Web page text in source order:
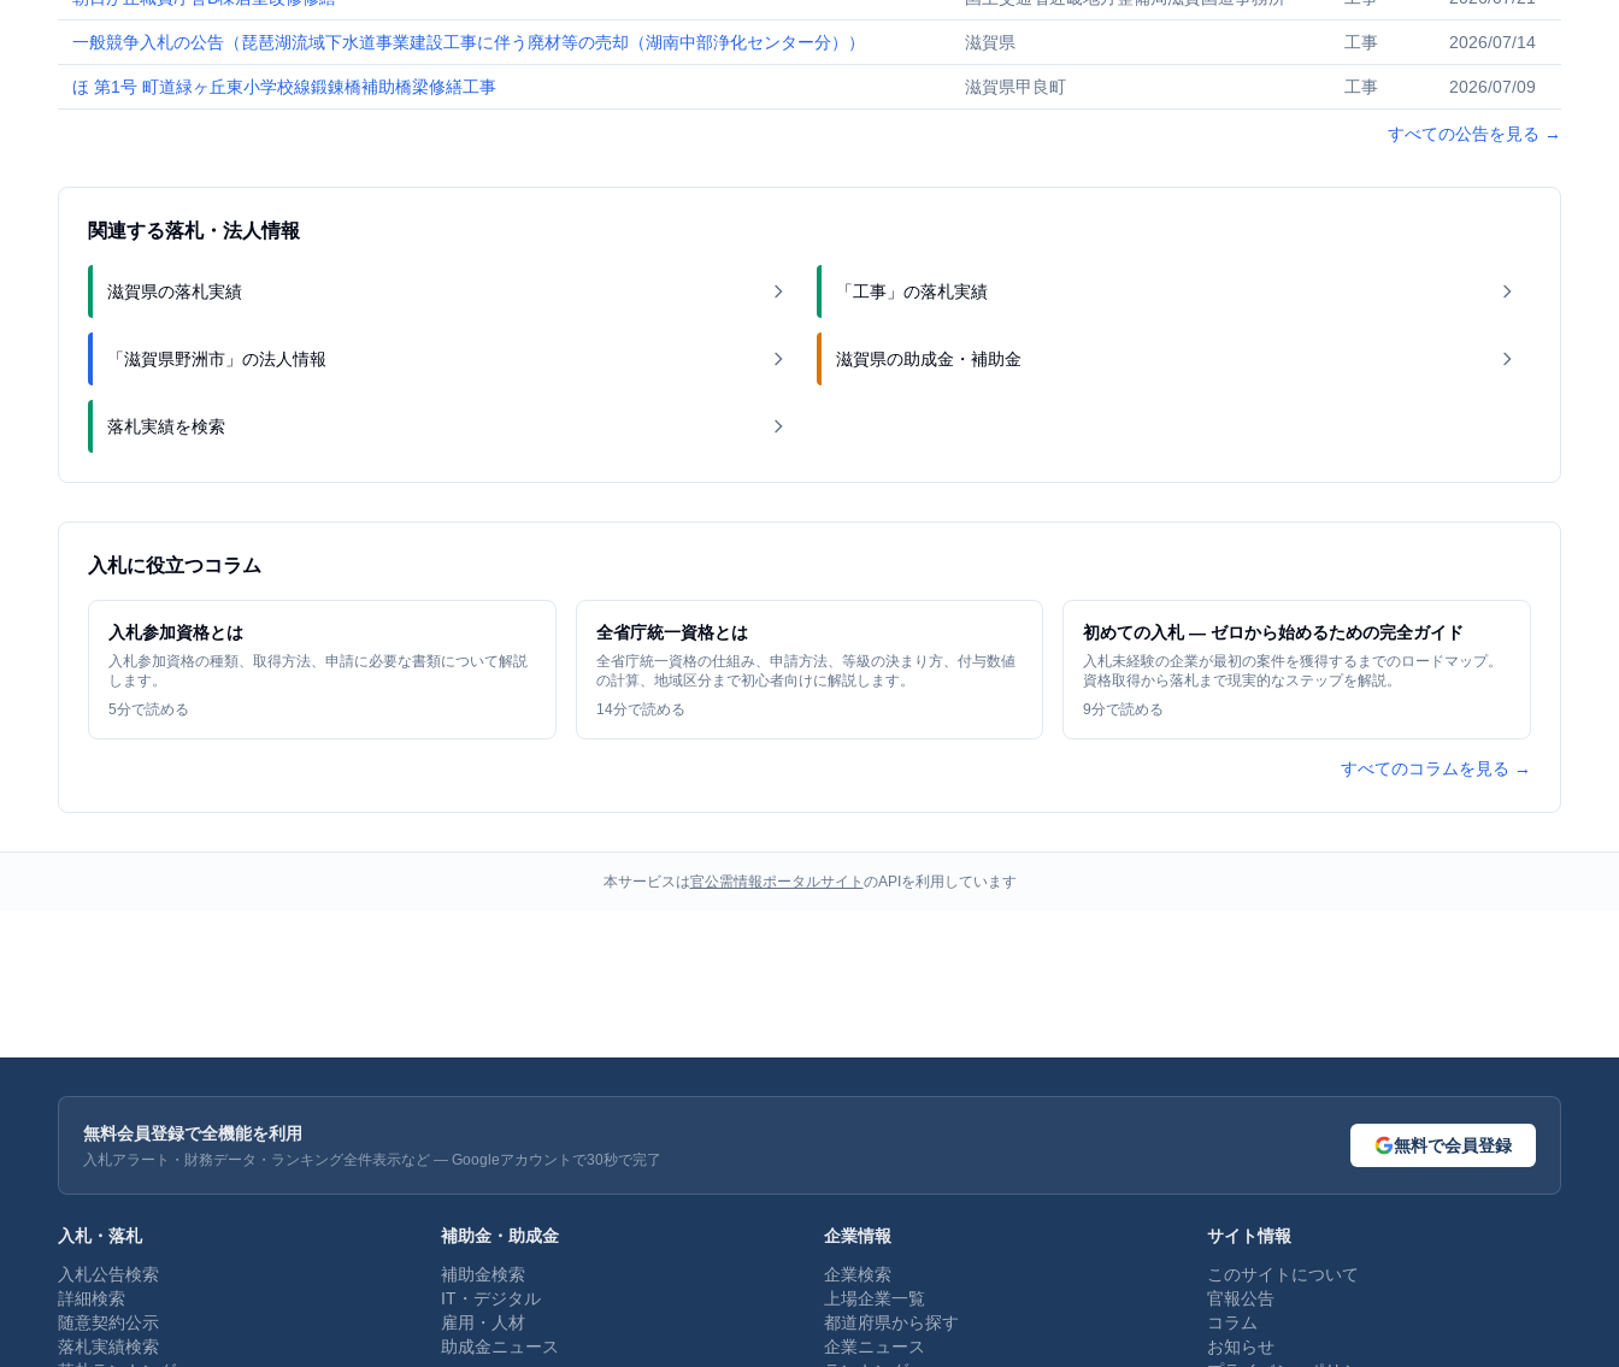
一般競争入札の公告（琵琶湖流域下水道事業建設工事に伴う廃材等の売却（湖南中部浄化センター分）） 滋賀県 工事 2026/07/14
ほ 第1号 町道緑ヶ丘東小学校線鍛錬橋補助橋梁修繕工事 滋賀県甲良町 工事 2026/07/09
すべての公告を見る →
関連する落札・法人情報
滋賀県の落札実績 「工事」の落札実績
「滋賀県野洲市」の法人情報 滋賀県の助成金・補助金
落札実績を検索
入札に役立つコラム
入札参加資格とは
入札参加資格の種類、取得方法、申請に必要な書類について解説
します。
5分で読める
全省庁統一資格とは
全省庁統一資格の仕組み、申請方法、等級の決まり方、付与数値
の計算、地域区分まで初心者向けに解説します。
14分で読める
初めての入札 — ゼロから始めるための完全ガイド
入札未経験の企業が最初の案件を獲得するまでのロードマップ。
資格取得から落札まで現実的なステップを解説。
9分で読める
すべてのコラムを見る →
本サービスは官公需情報ポータルサイト のAPIを利用しています
無料会員登録で全機能を利用
入札アラート・財務データ・ランキング全件表示など — Googleアカウントで30秒で完了
無料で会員登録
入札・落札
入札公告検索
詳細検索
随意契約公示
落札実績検索
補助金・助成金
補助金検索
IT・デジタル
雇用・人材
助成金ニュース
企業情報
企業検索
上場企業一覧
都道府県から探す
企業ニュース
サイト情報
このサイトについて
官報公告
コラム
お知らせ